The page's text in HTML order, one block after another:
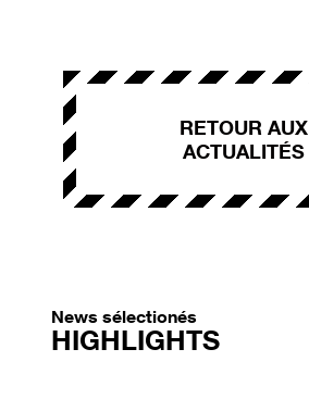
RETOUR AUX
ACTUALITÉS
News sélectionés
HIGHLIGHTS